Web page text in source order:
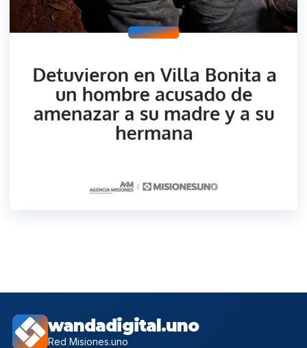
wandadigital.uno
Red Misiones.uno